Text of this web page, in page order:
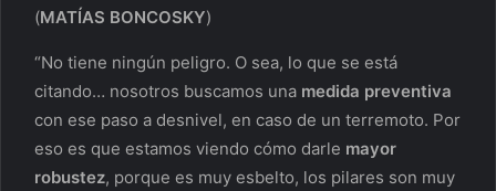
(MATÍAS BONCOSKY)
“No tiene ningún peligro. O sea, lo que se está
citando… nosotros buscamos una medida preventiva
con ese paso a desnivel, en caso de un terremoto. Por
eso es que estamos viendo cómo darle mayor
robustez, porque es muy esbelto, los pilares son muy